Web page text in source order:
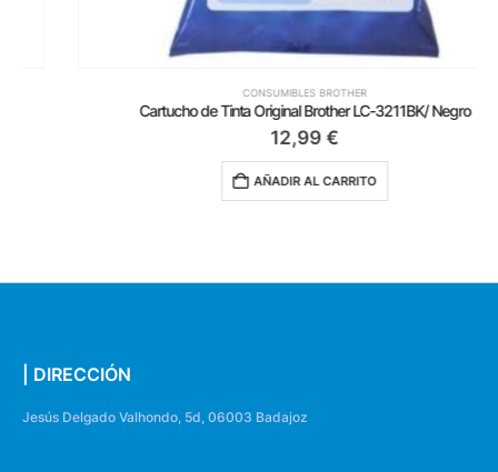
CONSUMIBLES BROTHER
Cartucho de Tinta Original Brother LC-3211BK/ Negro
€
AÑADIR AL CARRITO
| DIRECCIÓN
Jesús Delgado Valhondo, 5d, 06003 Badajoz